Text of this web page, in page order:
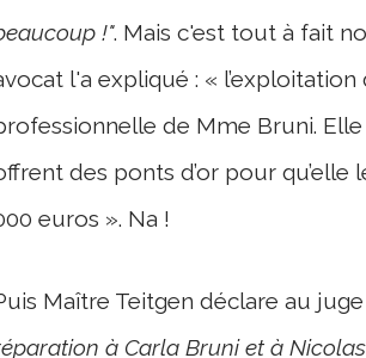
!". Mais c'est tout à fait
l'a expliqué : «
de Mme Bruni.
des ponts d’or pour qu’elle
euros ». Na !
Maître Teitgen déclare au juge
à Carla Bruni et à